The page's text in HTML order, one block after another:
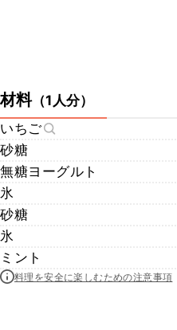
材料（1人分）
いちご
砂糖
無糖ヨーグルト
氷
砂糖
氷
ミント
料理を安全に楽しむための注意事項